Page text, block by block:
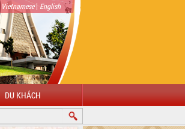
Vietnamese| English
DU KHÁCH